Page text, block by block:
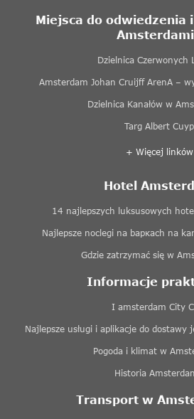
Miejsca do odwiedzenia
Dzielnica Czerwonych
Amsterdam Johan Cruijff ArenA –
Dzielnica Kanałów w
Targ Albert Cuyp
+ Więcej linków
Hotel
14 najlepszych luksusowych
Najlepsze noclegi na baркach na
Gdzie zatrzymać się w
Informacje
I amsterdam City
Najlepsze usługi i aplikacje do dostawy
Pogoda i klimat w
Historia
Transport w